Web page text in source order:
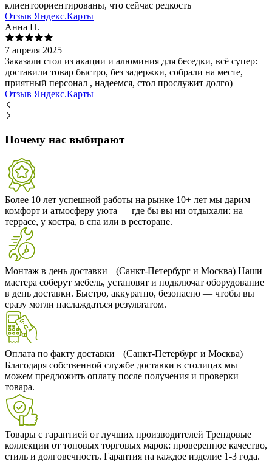
клиентоориентированы, что сейчас редкость
Отзыв Яндекс.Карты
Анна П.
7 апреля 2025
Заказали стол из акации и алюминия для беседки, всё супер:
доставили товар быстро, без задержки, собрали на месте,
приятный персонал , надеемся, стол прослужит долго)
Отзыв Яндекс.Карты
Почему нас выбирают
Более 10 лет успешной работы на рынке 10+ лет мы дарим
комфорт и атмосферу уюта — где бы вы ни отдыхали: на
террасе, у костра, в спа или в ресторане.
Монтаж в день доставки (Санкт-Петербург и Москва) Наши
мастера соберут мебель, установят и подключат оборудование
в день доставки. Быстро, аккуратно, безопасно — чтобы вы
сразу могли наслаждаться результатом.
Оплата по факту доставки (Санкт-Петербург и Москва)
Благодаря собственной службе доставки в столицах мы
можем предложить оплату после получения и проверки
товара.
Товары с гарантией от лучших производителей Трендовые
коллекции от топовых торговых марок: проверенное качество,
стиль и долговечность. Гарантия на каждое изделие 1-3 года.